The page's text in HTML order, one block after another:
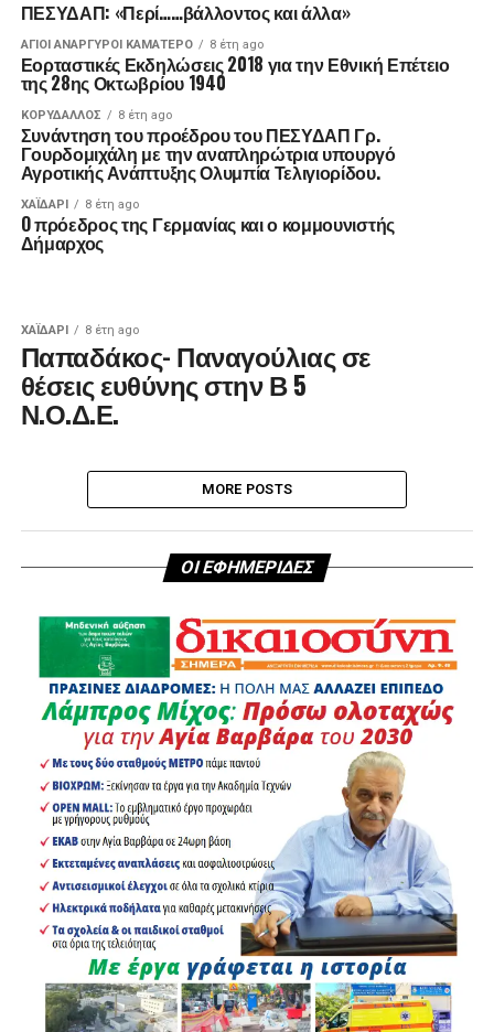
ΠΕΣΥΔΑΠ: «Περί……βάλλοντος και άλλα»
ΑΓΙΟΙ ΑΝΑΡΓΥΡΟΙ ΚΑΜΑΤΕΡΟ 8 έτη ago
Εορταστικές Εκδηλώσεις 2018 για την Εθνική Επέτειο
της 28ης Οκτωβρίου 1940
ΚΟΡΥΔΑΛΛΟΣ 8 έτη ago
Συνάντηση του προέδρου του ΠΕΣΥΔΑΠ Γρ.
Γουρδομιχάλη με την αναπληρώτρια υπουργό
Αγροτικής Ανάπτυξης Ολυμπία Τελιγιορίδου.
ΧΑΪΔΑΡΙ 8 έτη ago
O πρόεδρος της Γερμανίας και ο κομμουνιστής
Δήμαρχος
ΧΑΪΔΑΡΙ 8 έτη ago
Παπαδάκος- Παναγούλιας σε
θέσεις ευθύνης στην Β 5
Ν.Ο.Δ.Ε.
MORE POSTS
ΟΙ ΕΦΗΜΕΡΙΔΕΣ